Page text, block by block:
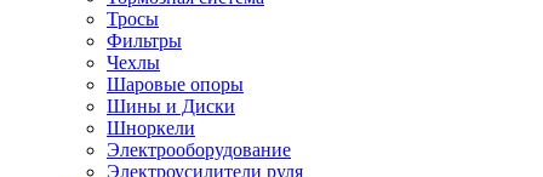
Тросы
Фильтры
Чехлы
Шаровые опоры
Шины и Диски
Шноркели
Электрооборудование
Электроусилители руля